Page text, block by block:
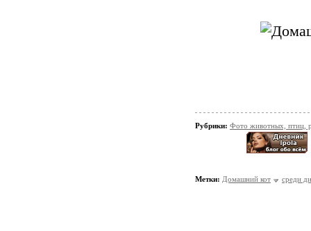
Рубрики: Фото животных, птиц,
Метки: Домашний кот среди